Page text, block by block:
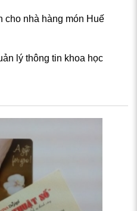
cho nhà hàng món Huế
lý thông tin khoa học